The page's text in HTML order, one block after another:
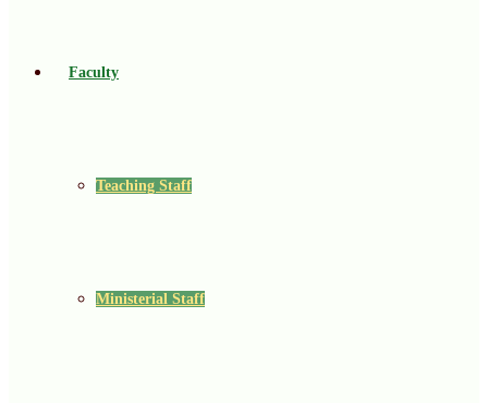
Faculty
Teaching Staff
Ministerial Staff